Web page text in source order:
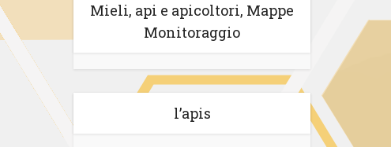
Mieli, api e apicoltori, Mappe
Monitoraggio
l’apis